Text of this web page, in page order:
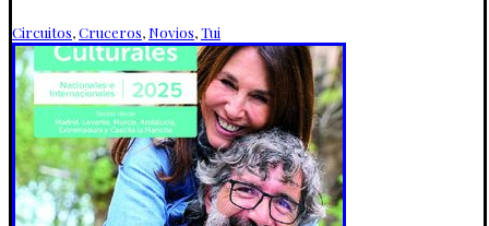
Circuitos,Cruceros, Novios,Tui